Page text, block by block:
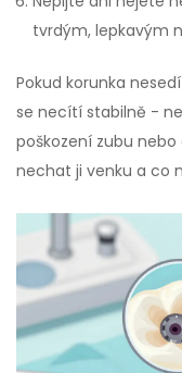
tvrdým, lepkavým
Pokud korunka
se necítí stabilně -
poškození zubu
nechat ji venku a co